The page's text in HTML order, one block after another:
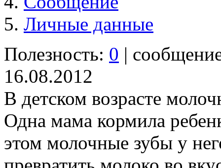
Личные данные
Полезность: 0 |
16.08.2012
В детском возрасте
Одна мама кормила
этом молочные зубы у